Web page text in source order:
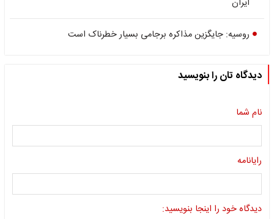
ایران
روسیه: جایگزین مذاکره برجامی بسیار خطرناک است
دیدگاه تان را بنویسید
نام شما
رایانامه
دیدگاه خود را اینجا بنویسید: